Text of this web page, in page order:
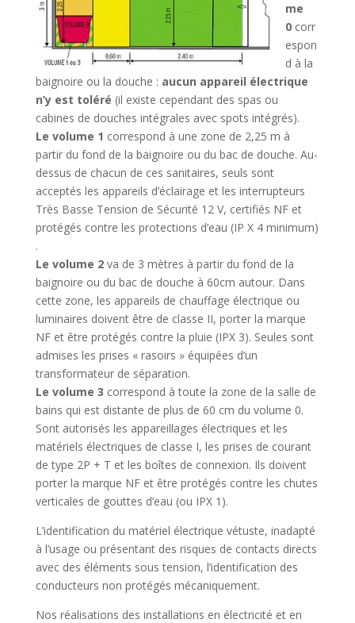
me
0corr
espon
d à la
baignoire ou la douche : aucun appareil électrique
n’y est toléré (il existe cependant des spas ou
cabines de douches intégrales avec spots intégrés).
Le volume 1 correspond à une zone de 2,25 m à
partir du fond de la baignoire ou du bac de douche. Au-
dessus de chacun de ces sanitaires, seuls sont
acceptés les appareils d’éclairage et les interrupteurs
Très Basse Tension de Sécurité 12 V, certifiés NF et
protégés contre les protections d’eau (IP X 4 minimum)
.
Le volume 2 va de 3 mètres à partir du fond de la
baignoire ou du bac de douche à 60cm autour. Dans
cette zone, les appareils de chauffage électrique ou
luminaires doivent être de classe II, porter la marque
NF et être protégés contre la pluie (IPX 3). Seules sont
admises les prises « rasoirs » équipées d’un
transformateur de séparation.
Le volume 3 correspond à toute la zone de la salle de
bains qui est distante de plus de 60 cm du volume 0.
Sont autorisés les appareillages électriques et les
matériels électriques de classe I, les prises de courant
de type 2P + T et les boîtes de connexion. Ils doivent
porter la marque NF et être protégés contre les chutes
verticales de gouttes d’eau (ou IPX 1).
L’identification du matériel électrique vétuste, inadapté
à l’usage ou présentant des risques de contacts directs
avec des éléments sous tension, l’identification des
conducteurs non protégés mécaniquement.
Nos réalisations des installations en électricité et en